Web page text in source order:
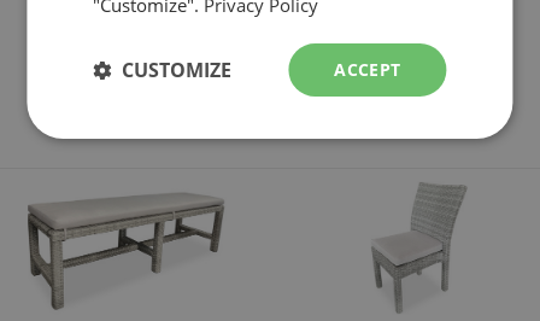
"Customize". Privacy Policy
ACCEPT
CUSTOMIZE